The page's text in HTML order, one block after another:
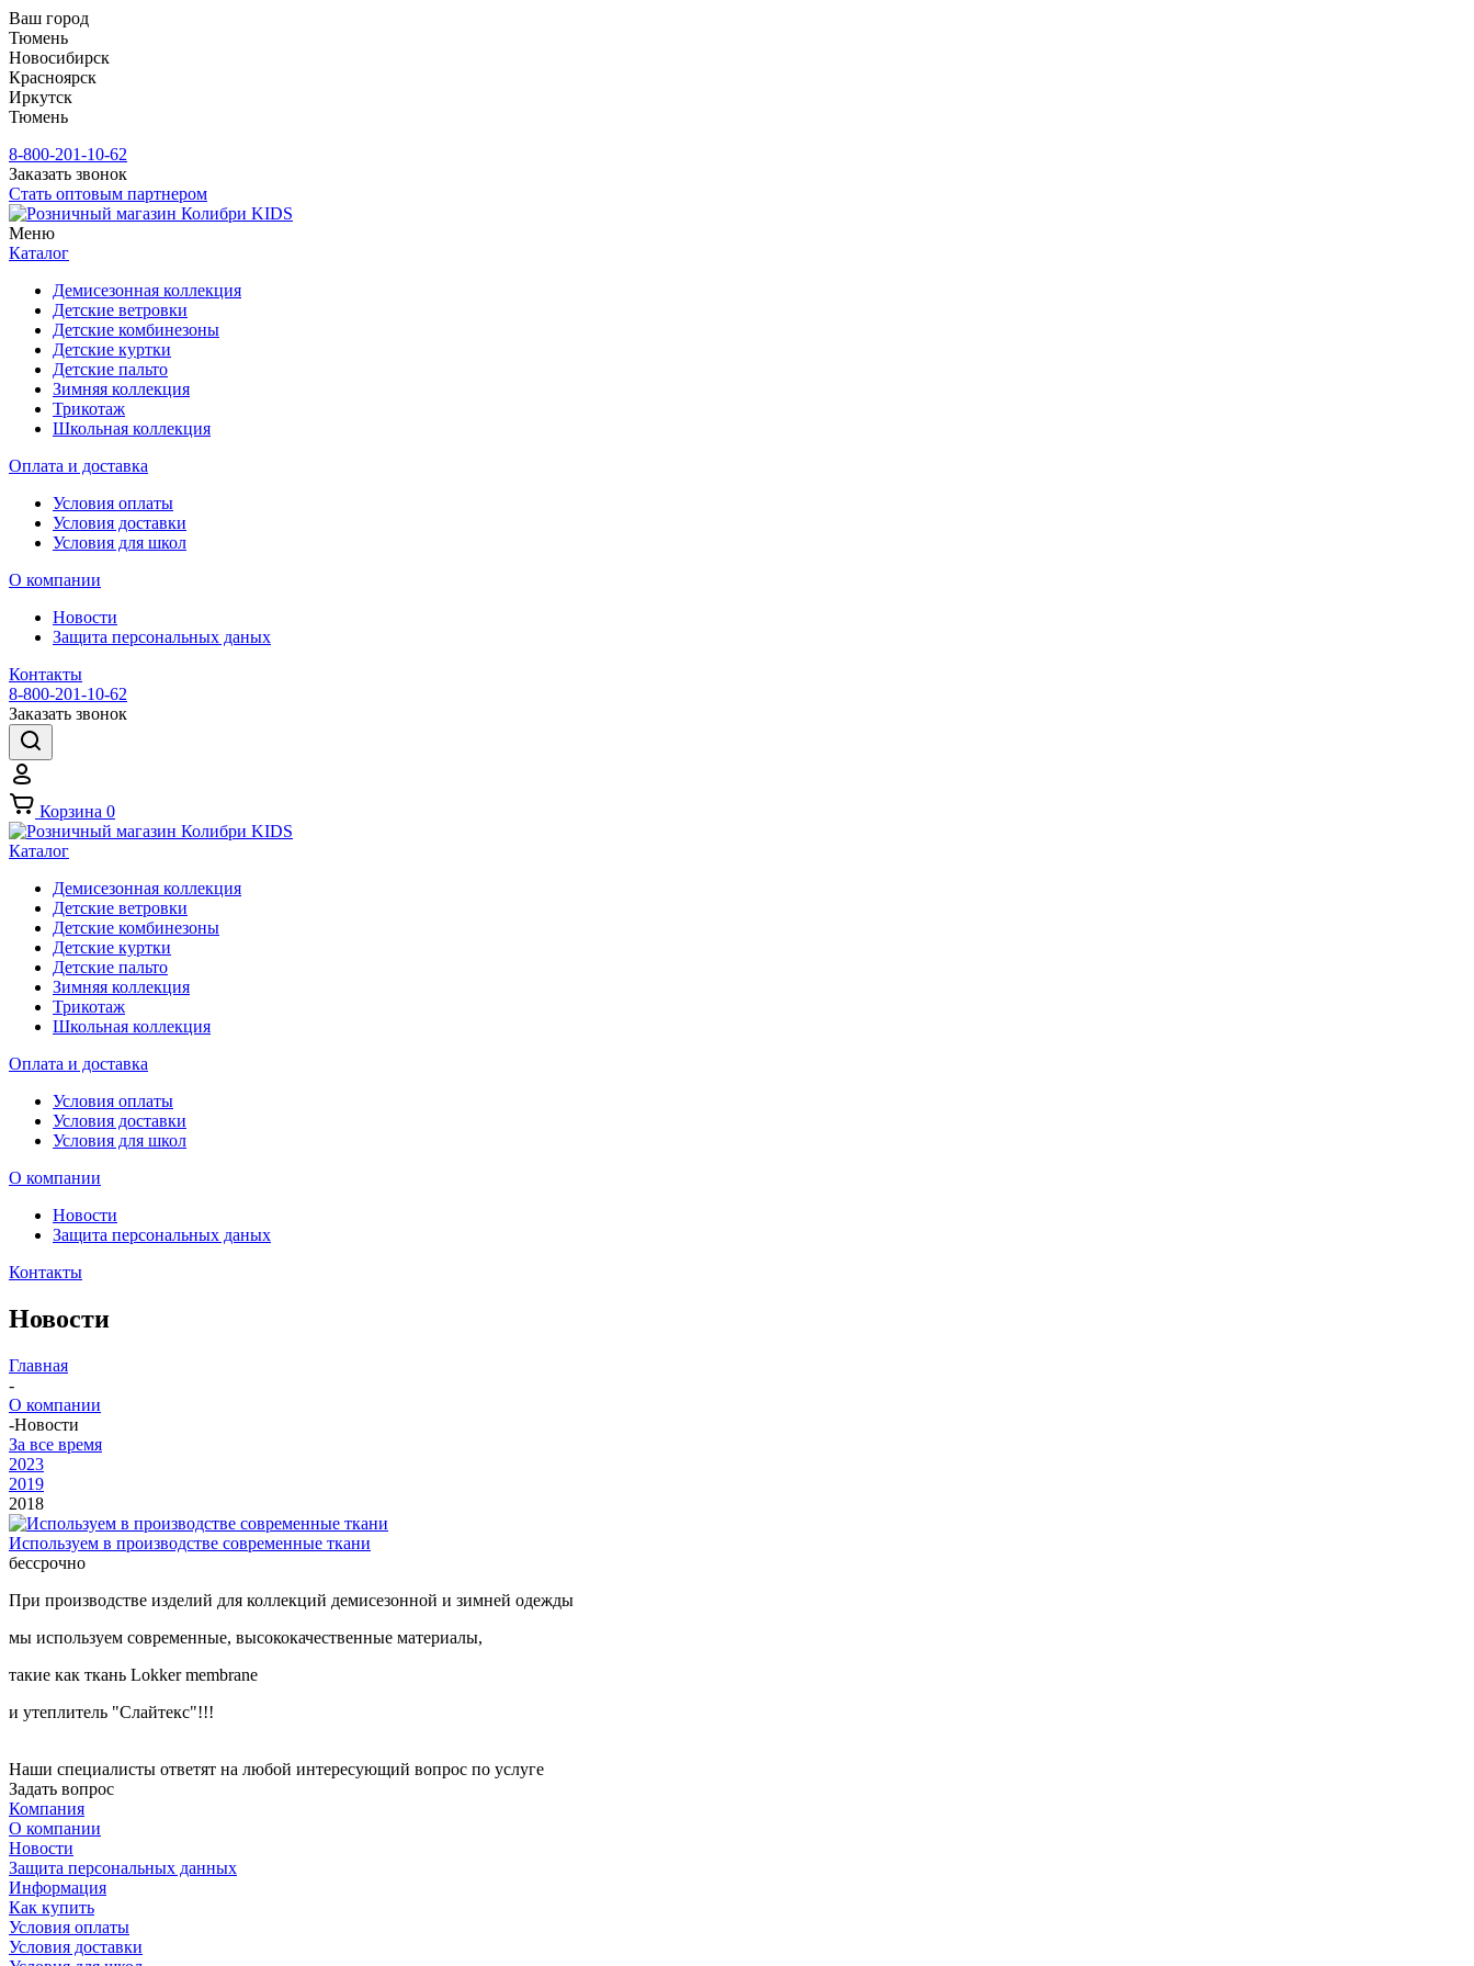
Ваш город
Тюмень
Новосибирск
Красноярск
Иркутск
Тюмень
8-800-201-10-62
Заказать звонок
Стать оптовым партнером
Меню
Каталог
Демисезонная коллекция
Детские ветровки
Детские комбинезоны
Детские куртки
Детские пальто
Зимняя коллекция
Трикотаж
Школьная коллекция
Оплата и доставка
Условия оплаты
Условия доставки
Условия для школ
О компании
Новости
Защита персональных даных
Контакты
8-800-201-10-62
Заказать звонок
Корзина 0
Каталог
Демисезонная коллекция
Детские ветровки
Детские комбинезоны
Детские куртки
Детские пальто
Зимняя коллекция
Трикотаж
Школьная коллекция
Оплата и доставка
Условия оплаты
Условия доставки
Условия для школ
О компании
Новости
Защита персональных даных
Контакты
Новости
Главная
-
О компании
-Новости
За все время
2023
2019
2018
Используем в производстве современные ткани
бессрочно
При производстве изделий для коллекций демисезонной и зимней одежды
мы используем современные, высококачественные материалы,
такие как ткань Lokker membrane
и утеплитель "Слайтекс"!!!
Наши специалисты ответят на любой интересующий вопрос по услуге
Задать вопрос
Компания
О компании
Новости
Защита персональных данных
Информация
Как купить
Условия оплаты
Условия доставки